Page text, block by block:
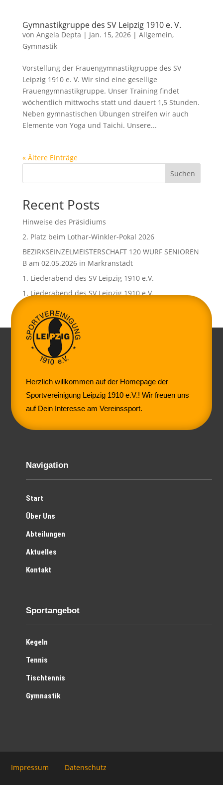
Gymnastikgruppe des SV Leipzig 1910 e. V.
von Angela Depta | Jan. 15, 2026| Allgemein,
Gymnastik
Vorstellung der Frauengymnastikgruppe des SV
Leipzig 1910 e. V. Wir sind eine gesellige
Frauengymnastikgruppe. Unser Training findet
wöchentlich mittwochs statt und dauert 1,5 Stunden.
Neben gymnastischen Übungen streifen wir auch
Elemente von Yoga und Taichi. Unsere...
« Ältere Einträge
Suchen
Recent Posts
Hinweise des Präsidiums
2. Platz beim Lothar-Winkler-Pokal 2026
BEZIRKSEINZELMEISTERSCHAFT 120 WURF SENIOREN
B am 02.05.2026 in Markranstädt
1. Liederabend des SV Leipzig 1910 e.V.
1. Liederabend des SV Leipzig 1910 e.V.
Herzlich willkommen auf der Homepage der
Sportvereinigung Leipzig 1910 e.V.! Wir freuen uns
auf Dein Interesse am Vereinssport.
Navigation
Start
Über Uns
Abteilungen
Aktuelles
Kontakt
Sportangebot
Kegeln
Tennis
Tischtennis
Gymnastik
Impressum Datenschutz